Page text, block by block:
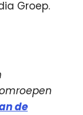
Groep.
de